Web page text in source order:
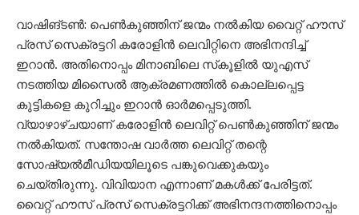
വാഷിങ്ടണ്‍: പെണ്‍കുഞ്ഞിന് ജന്മം നല്‍കിയ വൈറ്റ് ഹൗസ്
പ്രസ് സെക്രട്ടറി കരോളിന്‍ ലെവിറ്റിനെ അഭിനന്ദിച്ച്
ഇറാന്‍. അതിനൊപ്പം മിനാബിലെ സ്‌കൂളില്‍ യുഎസ്
നടത്തിയ മിസൈല്‍ ആക്രമണത്തില്‍ കൊല്ലപ്പെട്ട
കുട്ടികളെ കുറിച്ചും ഇറാന്‍ ഓര്‍മപ്പെടുത്തി.
വ്യാഴാഴ്ചയാണ് കരോളിന്‍ ലെവിറ്റ് പെണ്‍കുഞ്ഞിന് ജന്മം
നല്‍കിയത്. സന്തോഷ വാര്‍ത്ത ലെവിറ്റ് തന്റെ
സോഷ്യല്‍മീഡിയയിലൂടെ പങ്കുവെക്കുകയും
ചെയ്തിരുന്നു. വിവിയാന എന്നാണ് മകള്‍ക്ക് പേരിട്ടത്.
വൈറ്റ് ഹൗസ് പ്രസ് സെക്രട്ടറിക്ക് അഭിനന്ദനത്തിനൊപ്പം